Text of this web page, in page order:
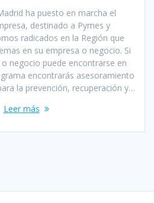
ha puesto en marcha el
destinado a Pymes y
radicados en la Región que
en su empresa o negocio. Si
negocio puede encontrarse en
encontrarás asesoramiento
la prevención, recuperación y…
Leer más